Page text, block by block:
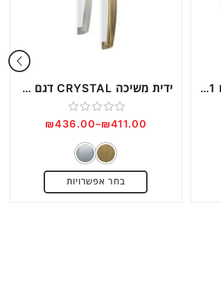
זוג כפתורים עם בוקסה דגם DM411 ידית משיכה CRYSTAL דגם MG27
דורג
מתוך
5
₪411.00
–
₪436.00
בחר אפשרויות